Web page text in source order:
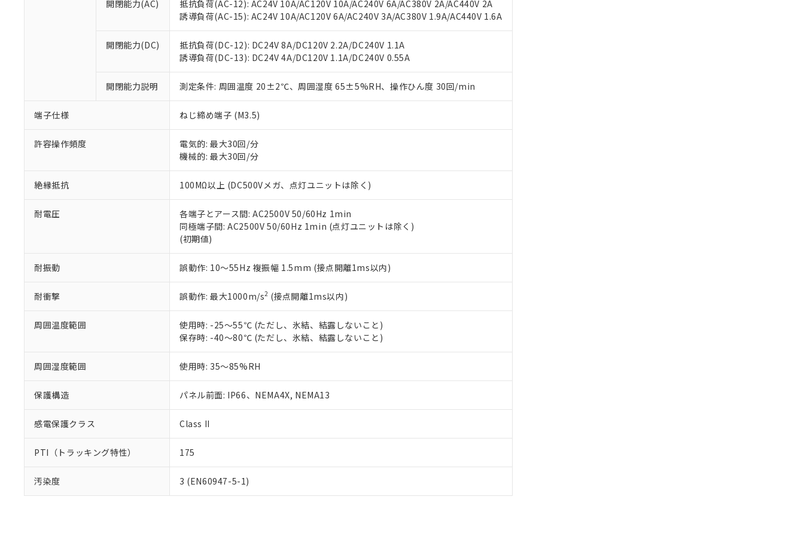
開閉能力(AC)
抵抗負荷(AC-12): AC24V 10A/AC120V 10A/AC240V 6A/AC380V 2A/AC440V 2A
誘導負荷(AC-15): AC24V 10A/AC120V 6A/AC240V 3A/AC380V 1.9A/AC440V 1.6A
開閉能力(DC)
抵抗負荷(DC-12): DC24V 8A/DC120V 2.2A/DC240V 1.1A
誘導負荷(DC-13): DC24V 4A/DC120V 1.1A/DC240V 0.55A
開閉能力説明 測定条件: 周囲温度 20±2℃、周囲湿度 65±5%RH、操作ひん度 30回/min
端子仕様 ねじ締め端子 (M3.5)
許容操作頻度
電気的: 最大30回/分
機械的: 最大30回/分
絶縁抵抗 100MΩ以上 (DC500Vメガ、点灯ユニットは除く)
耐電圧
各端子とアース間: AC2500V 50/60Hz 1min
同極端子間: AC2500V 50/60Hz 1min (点灯ユニットは除く)
(初期値)
耐振動 誤動作: 10～55Hz 複振幅 1.5mm (接点開離1ms以内)
耐衝撃 誤動作: 最大1000m/s2 (接点開離1ms以内)
周囲温度範囲
使用時: -25～55℃ (ただし、氷結、結露しないこと)
保存時: -40～80℃ (ただし、氷結、結露しないこと)
周囲湿度範囲 使用時: 35～85%RH
保護構造 パネル前面: IP66、NEMA4X, NEMA13
感電保護クラス Class II
PTI（トラッキング特性） 175
汚染度 3 (EN60947-5-1)
お客様が当ウェブサイト上で当社にご登録された部品リストについて、当社および当社の共同利用者
が、当社の製品・サービスに関するお客様との取引・商談に必要な範囲で利用することをご了承くだ
さい。
※当社の共同利用者とは、"個人情報の共同利用に関して"
いる法人を指します。
※3 非含有証明書ダウンロード
下記の非含有証明書をダウンロードすることができます。
EU RoHS指令（10物質）の非含有証明書
51物質の非含有証明書（当社基準）
※本証明書は発行日時点で非含有を証明するもので、過去に遡って非含有を証明するものではありません。
また、RoHS指令のフタル酸エステル類４物質の対応では、対応完了までの期間は出荷製品に未対応品が
既に当社にて対応品への在庫切替を完了していることから、特段のことがない限り、2022年1月12日よ
り割愛しております。
「－」：未確認です。当社販売部門へお問い合わせください。
合意する キャンセル
白